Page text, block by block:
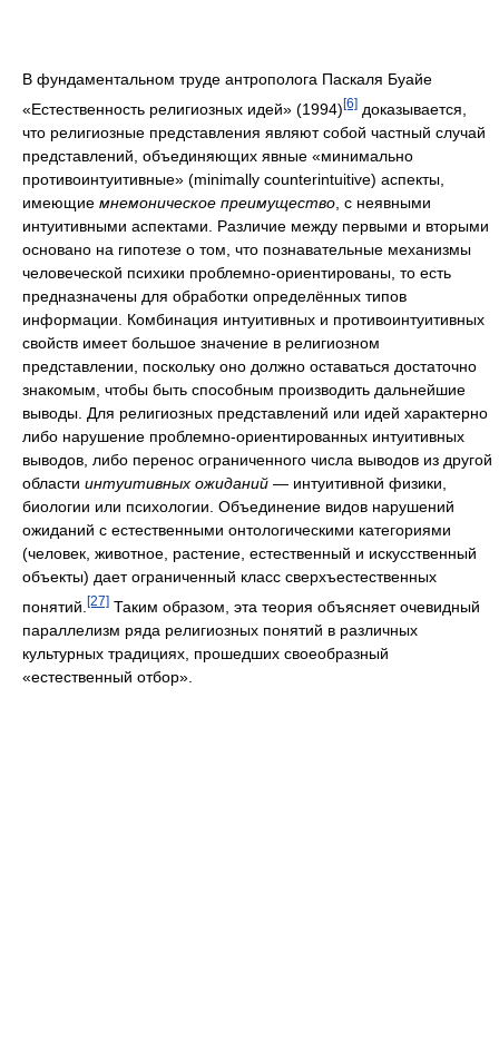
В фундаментальном труде антрополога Паскаля Буайе
«Естественность религиозных идей» (1994) [6] доказывается,
что религиозные представления являют собой частный случай
представлений, объединяющих явные «минимально
противоинтуитивные» (minimally counterintuitive) аспекты,
имеющие мнемоническое преимущество , с неявными
интуитивными аспектами. Различие между первыми и вторыми
основано на гипотезе о том, что познавательные механизмы
человеческой психики проблемно-ориентированы, то есть
предназначены для обработки определённых типов
информации. Комбинация интуитивных и противоинтуитивных
свойств имеет большое значение в религиозном
представлении, поскольку оно должно оставаться достаточно
знакомым, чтобы быть способным производить дальнейшие
выводы. Для религиозных представлений или идей характерно
либо нарушение проблемно-ориентированных интуитивных
выводов, либо перенос ограниченного числа выводов из другой
области интуитивных ожиданий — интуитивной физики,
биологии или психологии. Объединение видов нарушений
ожиданий с естественными онтологическими категориями
(человек, животное, растение, естественный и искусственный
объекты) дает ограниченный класс сверхъестественных
понятий. [27] Таким образом, эта теория объясняет очевидный
параллелизм ряда религиозных понятий в различных
культурных традициях, прошедших своеобразный
«естественный отбор».